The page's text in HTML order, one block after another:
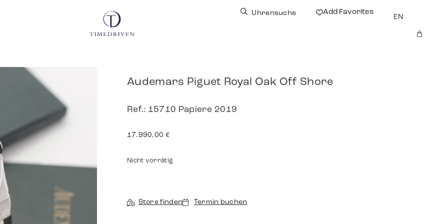
Uhrensuche Add Favorites
EN
Audemars Piguet Royal Oak Off Shore
Ref.: 15710 Papiere 2019
17.990,00 €
Nicht vorrätig
Store finden Termin buchen